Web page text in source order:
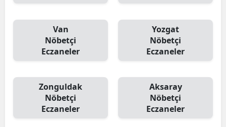
Van
Nöbetçi
Eczaneler
Yozgat
Nöbetçi
Eczaneler
Zonguldak
Nöbetçi
Eczaneler
Aksaray
Nöbetçi
Eczaneler